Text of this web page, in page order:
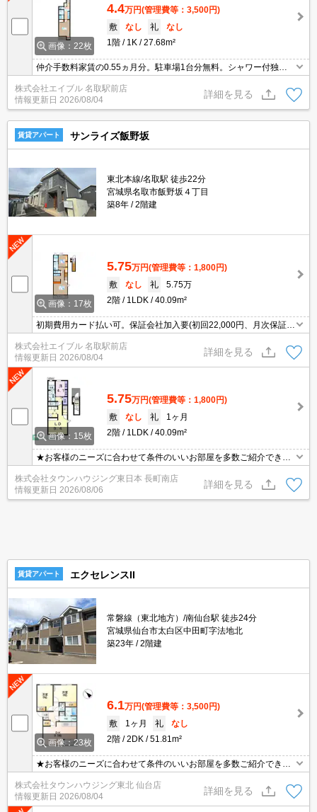
画像：22枚
4.4万円(管理費等：3,500円)
敷
なし 礼
なし
1階
1K 27.68m²
仲介手数料家賃の0.55ヵ月分。駐車場1台分無料。シャワー付独立
洗面台。浴室乾燥機付。TVインターホン付き。物置あり。追焚き機
能付バス。初期費用カード払い可。敷金・礼金なし。温水洗浄便座
付き。南向き。
株式会社エイブル 名取駅前店
情報更新日 2026/08/04
詳細を見る
賃貸アパート サンライズ飯野坂
東北本線/名取駅 徒歩22分
宮城県名取市飯野坂４丁目
築8年
2階建
画像：17枚
5.75万円(管理費等：1,800円)
敷
なし 礼
5.75万
2階
1LDK 40.09m²
初期費用カード払い可。保証会社加入要(初回22,000円、月次保証料
2.2%)。初回契約金クレジットカード払い可能。エアコン2基付き。
浴室乾燥機付。
株式会社エイブル 名取駅前店
情報更新日 2026/08/04
詳細を見る
画像：15枚
5.75万円(管理費等：1,800円)
敷
なし 礼
1ヶ月
2階
1LDK 40.09m²
★お客様のニーズに合わせて条件のいいお部屋を多数ご紹介できま
す★賃貸物件のお部屋探しはタウンハウジングへ
株式会社タウンハウジング東日本 長町南店
情報更新日 2026/08/06
詳細を見る
賃貸アパート エクセレンスII
常磐線（東北地方）/南仙台駅 徒歩24分
宮城県仙台市太白区中田町字法地北
築23年
2階建
画像：23枚
6.1万円(管理費等：3,500円)
敷
1ヶ月 礼
なし
2階
2DK 51.81m²
★お客様のニーズに合わせて条件のいいお部屋を多数ご紹介できま
す★賃貸物件のお部屋探しはタウンハウジングへ
株式会社タウンハウジング東北 仙台店
情報更新日 2026/08/04
詳細を見る